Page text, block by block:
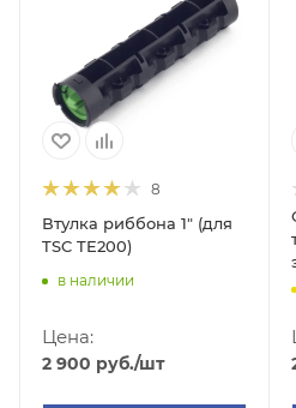
8
Втулка риббона 1" (для
TSC TE200)
в наличии
Цена:
2 900 руб./шт